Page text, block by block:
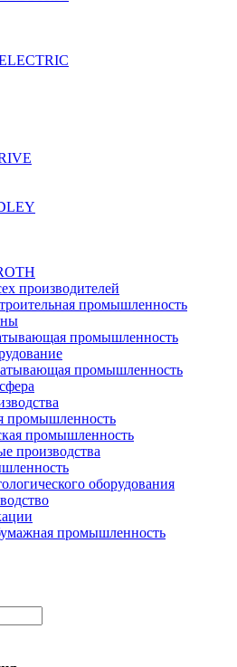
производителей
промышленность
промышленность
промышленность
промышленность
промышленность
производства
оборудования
промышленность